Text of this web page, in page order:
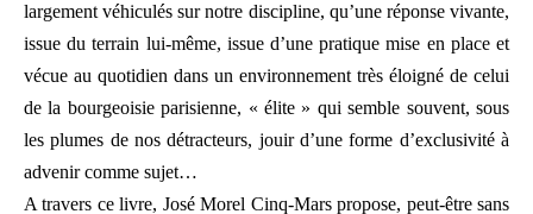
largement véhiculés sur notre discipline, qu’une réponse vivante,
issue du terrain lui-même, issue d’une pratique mise en place et
vécue au quotidien dans un environnement très éloigné de celui
de la bourgeoisie parisienne, « élite » qui semble souvent, sous
les plumes de nos détracteurs, jouir d’une forme d’exclusivité à
advenir comme sujet…
A travers ce livre, José Morel Cinq-Mars propose, peut-être sans